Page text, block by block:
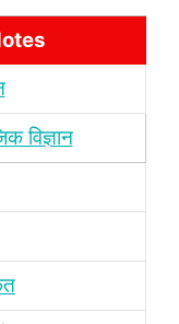
विज्ञान